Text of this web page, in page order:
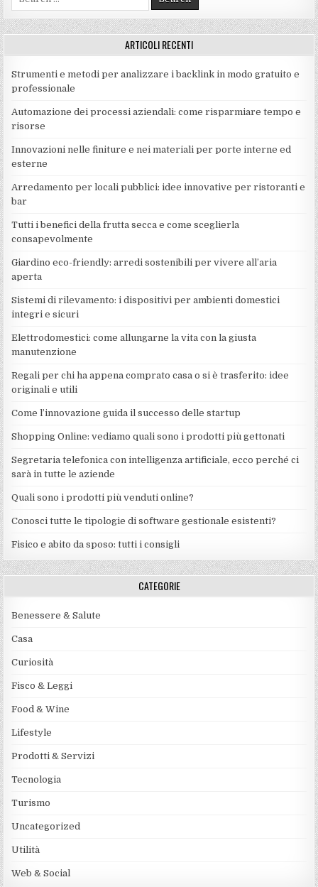
for:
ARTICOLI RECENTI
Strumenti e metodi per analizzare i backlink in modo gratuito e
professionale
Automazione dei processi aziendali: come risparmiare tempo e
risorse
Innovazioni nelle finiture e nei materiali per porte interne ed
esterne
Arredamento per locali pubblici: idee innovative per ristoranti e
bar
Tutti i benefici della frutta secca e come sceglierla
consapevolmente
Giardino eco-friendly: arredi sostenibili per vivere all’aria
aperta
Sistemi di rilevamento: i dispositivi per ambienti domestici
integri e sicuri
Elettrodomestici: come allungarne la vita con la giusta
manutenzione
Regali per chi ha appena comprato casa o si è trasferito: idee
originali e utili
Come l’innovazione guida il successo delle startup
Shopping Online: vediamo quali sono i prodotti più gettonati
Segretaria telefonica con intelligenza artificiale, ecco perché ci
sarà in tutte le aziende
Quali sono i prodotti più venduti online?
Conosci tutte le tipologie di software gestionale esistenti?
Fisico e abito da sposo: tutti i consigli
CATEGORIE
Benessere & Salute
Casa
Curiosità
Fisco & Leggi
Food & Wine
Lifestyle
Prodotti & Servizi
Tecnologia
Turismo
Uncategorized
Utilità
Web & Social